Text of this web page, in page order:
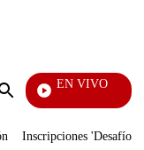
Enviar
EN VIVO
Inscripciones 'Desafío'